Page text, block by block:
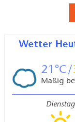
Wetter
21
Mäßig
Dienstag